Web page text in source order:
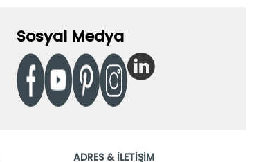
Sosyal Medya
ADRES & İLETİŞİM